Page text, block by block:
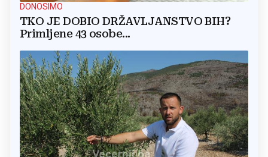
DONOSIMO
TKO JE DOBIO DRŽAVLJANSTVO BIH?
Primljene 43 osobe...